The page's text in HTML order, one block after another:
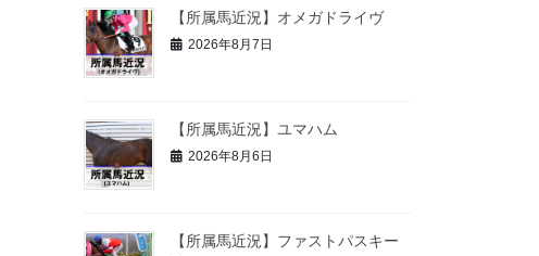
【所属馬近況】オメガドライヴ
2026年8月7日
【所属馬近況】ユマハム
2026年8月6日
【所属馬近況】ファストパスキー